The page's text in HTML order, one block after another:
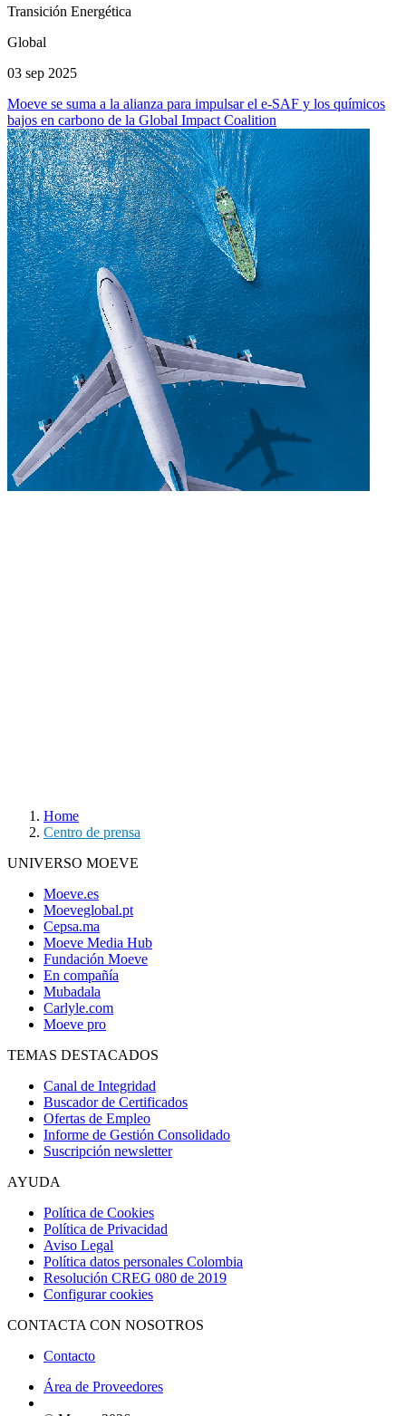
Transición Energética
Global
03 sep 2025
Moeve se suma a la alianza para impulsar el e-SAF y los químicos
bajos en carbono de la Global Impact Coalition
Home
Centro de prensa
UNIVERSO MOEVE
Moeve.es
Moeveglobal.pt
Cepsa.ma
Moeve Media Hub
Fundación Moeve
En compañía
Mubadala
Carlyle.com
Moeve pro
TEMAS DESTACADOS
Canal de Integridad
Buscador de Certificados
Ofertas de Empleo
Informe de Gestión Consolidado
Suscripción newsletter
AYUDA
Política de Cookies
Política de Privacidad
Aviso Legal
Política datos personales Colombia
Resolución CREG 080 de 2019
Configurar cookies
CONTACTA CON NOSOTROS
Contacto
Área de Proveedores